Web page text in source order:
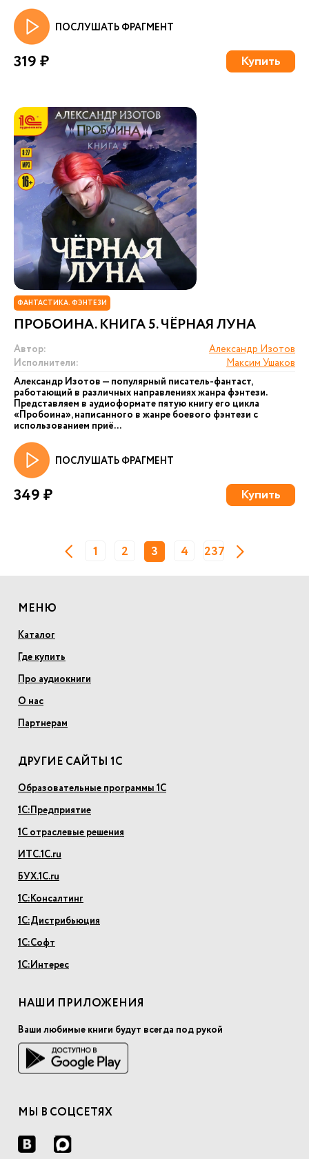
ПОСЛУШАТЬ ФРАГМЕНТ
319 ₽ Купить
ФАНТАСТИКА. ФЭНТЕЗИ
ПРОБОИНА. КНИГА 5. ЧЁРНАЯ ЛУНА
Автор:
Александр Изотов
Исполнители:
Максим Ушаков
Александр Изотов — популярный писатель-фантаст,
работающий в различных направлениях жанра фэнтези.
Представляем в аудиоформате пятую книгу его цикла
«Пробоина», написанного в жанре боевого фэнтези с
использованием приё...
ПОСЛУШАТЬ ФРАГМЕНТ
349 ₽ Купить
1 2 3 4 237
МЕНЮ
Каталог
Где купить
Про аудиокниги
О нас
Партнерам
ДРУГИЕ САЙТЫ 1С
Образовательные программы 1С
1С:Предприятие
1С отраслевые решения
ИТС.1С.ru
БУХ.1С.ru
1С:Консалтинг
1С:Дистрибьюция
1С:Софт
1С:Интерес
НАШИ ПРИЛОЖЕНИЯ
Ваши любимые книги будут всегда под рукой
МЫ В СОЦСЕТЯХ